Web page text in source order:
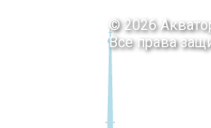
© 2026
Все права